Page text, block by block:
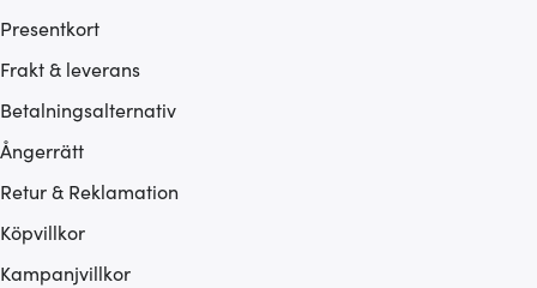
Presentkort
Frakt & leverans
Betalningsalternativ
Ångerrätt
Retur & Reklamation
Köpvillkor
Kampanjvillkor